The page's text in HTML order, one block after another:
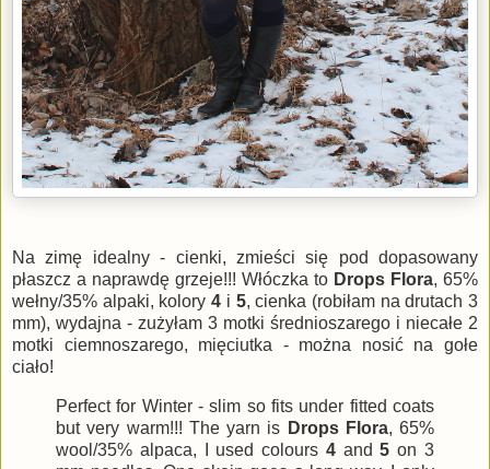
Na zimę idealny - cienki, zmieści się pod dopasowany
płaszcz a naprawdę grzeje!!! Włóczka to Drops Flora, 65%
wełny/35% alpaki, kolory4 i 5, cienka (robiłam na drutach 3
mm), wydajna - zużyłam 3 motki średnioszarego i niecałe 2
motki ciemnoszarego, mięciutka - można nosić na gołe
ciało!
Perfect for Winter - slim so fits under fitted coats
but very warm!!! The yarn is Drops Flora, 65%
wool/35% alpaca, I used colours 4and5 on 3